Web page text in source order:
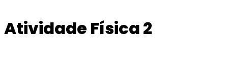
Atividade Física 2